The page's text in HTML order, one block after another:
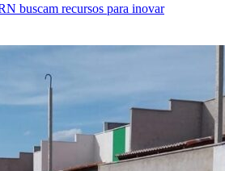
buscam recursos para inovar